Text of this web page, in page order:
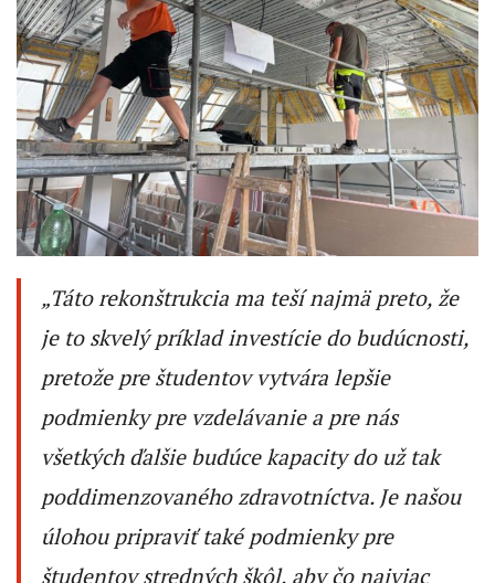
„Táto rekonštrukcia ma teší najmä preto, že
je to skvelý príklad investície do budúcnosti,
pretože pre študentov vytvára lepšie
podmienky pre vzdelávanie a pre nás
všetkých ďalšie budúce kapacity do už tak
poddimenzovaného zdravotníctva. Je našou
úlohou pripraviť také podmienky pre
študentov stredných škôl, aby čo najviac